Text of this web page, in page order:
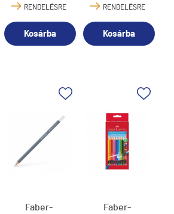
RENDELÉSRE
Kosárba
RENDELÉSRE
Kosárba
Faber-
Faber-